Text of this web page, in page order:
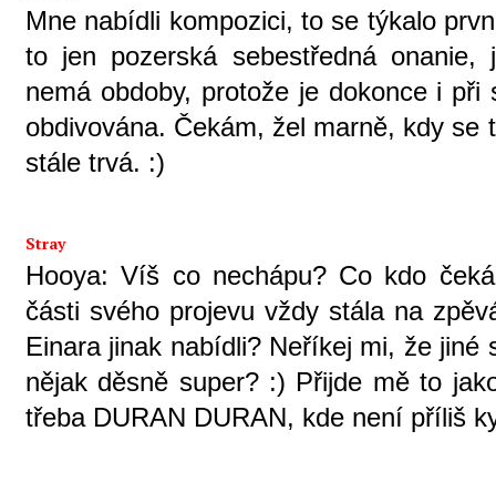
Mne nabídli kompozici, to se týkalo
to jen pozerská sebestředná
nemá obdoby, protože je dokonce i při
obdivována. Čekám, žel marně, kdy
stále trvá. :)
Stray
Hooya: Víš co nechápu? Co kdo
části svého projevu vždy stála na
Einara jinak nabídli? Neříkej mi, že jiné
nějak děsně super? :) Přijde mě to
třeba DURAN DURAN, kde není příliš